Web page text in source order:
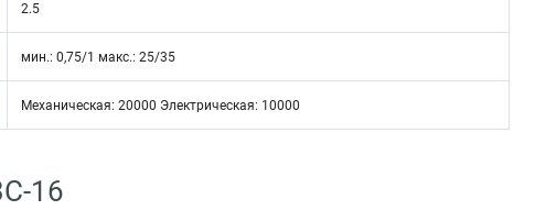
2.5
мин.: 0,75/1 макс.: 25/35
Механическая: 20000 Электрическая: 10000
16